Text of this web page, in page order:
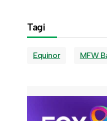
Tagi
Equinor MFW